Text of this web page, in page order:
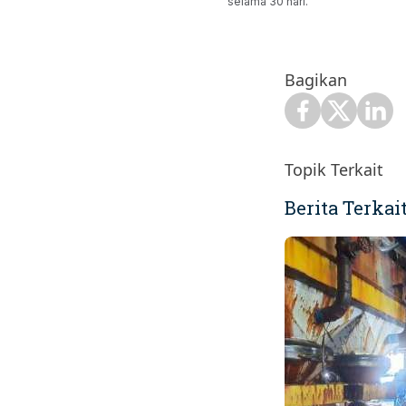
Bagikan
Topik Terkait
Berita